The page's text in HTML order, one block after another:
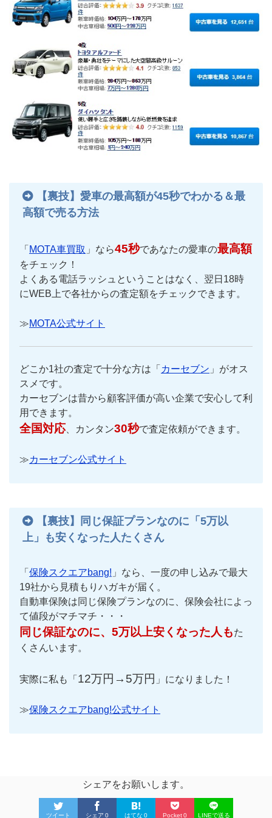
【裏技】愛車の最高額が45秒でわかる＆最
高額で売る方法
「 MOTA車買取 」なら45秒であなたの愛車の最高額
をチェック！
よくある電話ラッシュということはなく、翌日18時
にWEB上で各社からの査定額をチェックできます。
≫MOTA公式サイト
どこか1社の査定で十分な方は「 カーセブン 」がオス
スメです。
カーセブンは昔から顧客評価が高い企業で安心して利
用できます。
全国対応、カンタン30秒で査定依頼ができます。
≫カーセブン公式サイト
【裏技】同じ保証プランなのに「5万以
上」も安くなった人たくさん
「 保険スクエアbang! 」なら、一度の申し込みで最大
19社から見積もりハガキが届く。
自動車保険は同じ保険プランなのに、保険会社によっ
て値段がマチマチ・・・
同じ保証なのに、5万以上安くなった人もた
くさんいます。
実際に私も「 12万円→5万円 」になりました！
≫保険スクエアbang!公式サイト
シェアをお願いします。
ツイート シェア 0 はてな 0 Pocket0 LINEで送る